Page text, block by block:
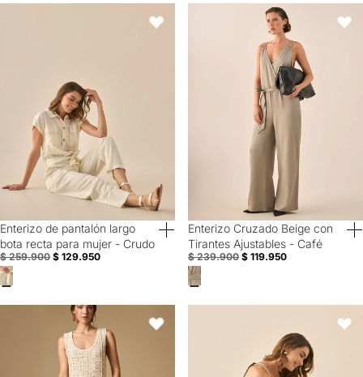
Enterizo de pantalón largo bota recta para mujer - Crudo
50% Off
Enterizo de pantalón largo
bota recta para mujer - Crudo
$ 259.900 $ 129.950
Favoritos
Enterizo Cruzado Beige con
50% Off
Enterizo Cruzado Beige con
Tirantes Ajustables - Café
$ 239.900 $ 119.950
Vestido corto estampado de manga larga con escote en V - Beige
Favoritos